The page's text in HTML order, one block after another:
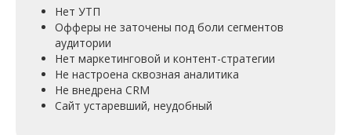
Нет УТП
Офферы не заточены под боли сегментов
аудитории
Нет маркетинговой и контент-стратегии
Не настроена сквозная аналитика
Не внедрена CRM
Сайт устаревший, неудобный